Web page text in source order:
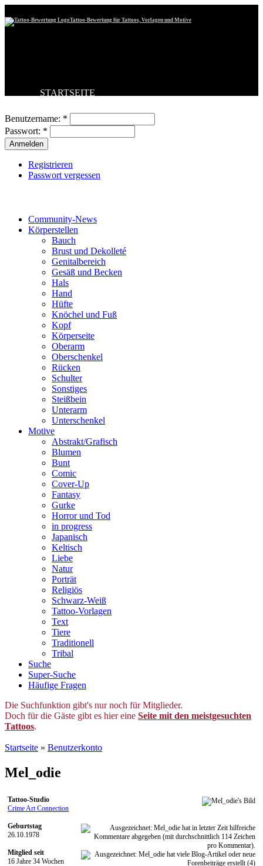
Tattoo-Bewertung für Tattoos, Vorlagen und Motive
STARTSEITE
BESTE TATTOOS
NEUESTE TATTOOS
KOMMENTARE
FORUM
Benutzername: *
Passwort: *
Registrieren
Passwort vergessen
Community-News
Körperstellen
Bauch
Brust und Dekolleté
Genitalbereich
Gesäß und Becken
Hals
Hand
Hüfte
Knöchel und Fuß
Kopf
Körperseite
Oberarm
Oberschenkel
Rücken
Schulter
Sonstiges
Steißbein
Unterarm
Unterschenkel
Motive
Abstrakt/Grafisch
Blumen
Bunt
Comic
Cover-Up
Fantasy
Gurke
Horror und Tod
in progress
Japanisch
Keltisch
Liebe
Natur
Porträt
Religiös
Schwarz-Weiß
Tattoo-Vorlagen
Text
Tiere
Traditionell
Tribal
Suche
Super-Suche
Häufige Fragen
Die Suchfunktion gibt's nur noch für Mitglieder.
Doch für die Gäste gibt es hier eine Seite mit den meistgesuchten
Tattoos.
Startseite » Benutzerkonto
Mel_odie
Tattoo-Studio
Crime Art Connection
Geburtstag
26.10.1978
Mitglied seit
16 Jahre 34 Wochen